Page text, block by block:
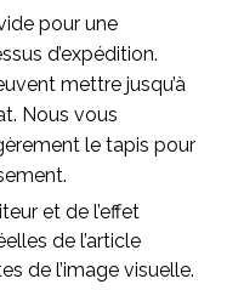
pour une
d’expédition.
mettre jusqu’à
Nous vous
le tapis pour
et de l’effet
de l’article
de l’image visuelle.